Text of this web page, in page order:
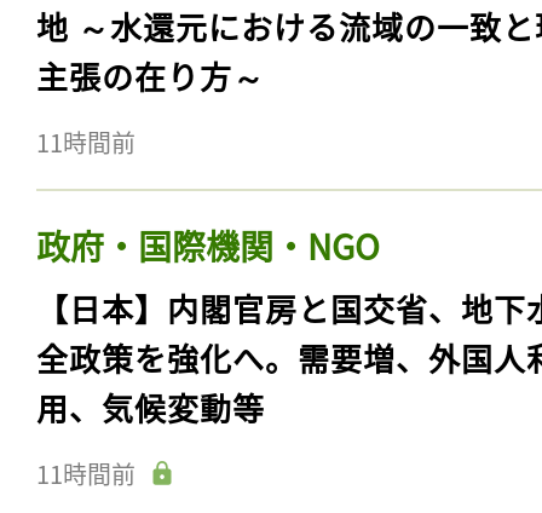
地 ～水還元における流域の一致
主張の在り方～
11時間前
政府・国際機関・NGO
【日本】内閣官房と国交省、地下
全政策を強化へ。需要増、外国人
用、気候変動等
11時間前